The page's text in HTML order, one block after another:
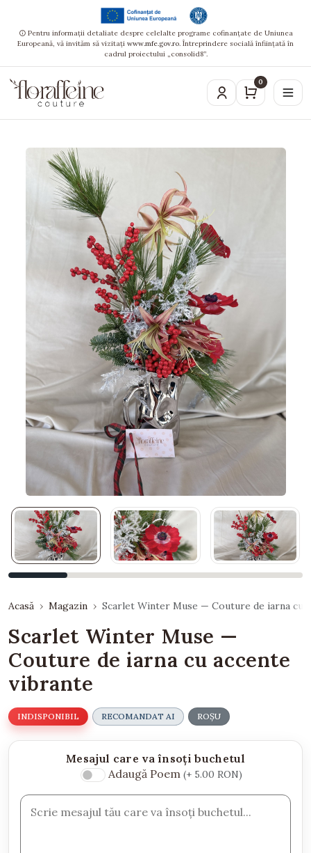
Pentru informații detaliate despre celelalte programe cofinanțate de Uniunea
Europeană, vă invităm să vizitați www.mfe.gov.ro. Întreprindere socială înființată în
cadrul proiectului „consolid8”.
0
Acasă Magazin Scarlet Winter Muse — Couture de iarna cu
Scarlet Winter Muse —
Couture de iarna cu accente
vibrante
INDISPONIBIL RECOMANDAT AI ROȘU
Mesajul care va însoți buchetul
Adaugă Poem (+ 5.00 RON)